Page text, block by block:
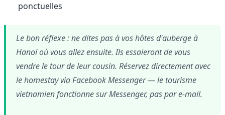
ponctuelles
Le bon réflexe : ne dites pas à vos hôtes d'auberge à
Hanoï où vous allez ensuite. Ils essaieront de vous
vendre le tour de leur cousin. Réservez directement avec
le homestay via Facebook Messenger — le tourisme
vietnamien fonctionne sur Messenger, pas par e-mail.